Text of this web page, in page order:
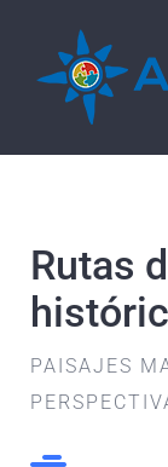
contenido
Rutas
PAISAJES